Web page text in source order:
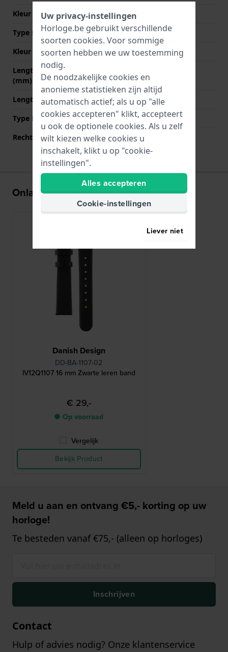
Kleur Band
Zwart
Type sluiting
Gesp
Kleur sluiting
Grijs
Lengte band op 12 uur
(mm)
Lengte band op 6 uur (mm)
115 mm
Type Bevestiging
Bandpennen
Rechte aanzet
Ja
Onlangs bekeken
Danish Design
DD-BA-1107-02
IV12Q1107 16 mm Zwarte leren band
€ 29,-
● Op voorraad
Vergelijk
Bekijk Product
Meld u aan en ontvang €5,- korting op uw
horloge!
Te besteden vanaf €75,- (alleen op horloges)
Inschrijven
Contact
Hulp of advies nodig? Onze klantenservice
Uw privacy-instellingen
Horloge.be gebruikt verschillende
soorten cookies. Voor sommige
soorten hebben we uw toestemming
nodig.
De noodzakelijke cookies en
anonieme statistieken zijn altijd
automatisch actief; als u op "alle
cookies accepteren" klikt, accepteert
u ook de optionele cookies. Als u zelf
wilt kiezen welke cookies u
inschakelt, klikt u op "cookie-
instellingen".
Alles accepteren
Cookie-instellingen
Liever niet